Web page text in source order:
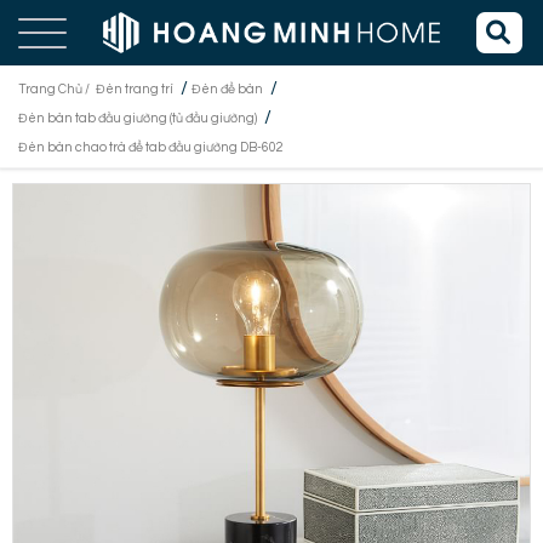
Trang Chủ / Đèn trang trí / Đèn để bàn /
Đèn bàn tab đầu giường (tủ đầu giường) /
Đèn bàn chao trà để tab đầu giường DB-602